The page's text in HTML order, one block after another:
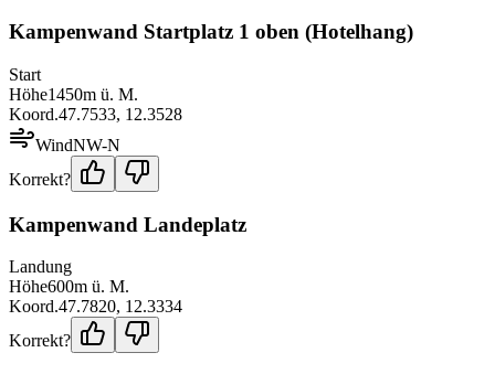
Kampenwand Startplatz 1 oben (Hotelhang)
Start
Höhe1450m ü. M.
Koord.47.7533, 12.3528
WindNW-N
Korrekt?
Kampenwand Landeplatz
Landung
Höhe600m ü. M.
Koord.47.7820, 12.3334
Korrekt?